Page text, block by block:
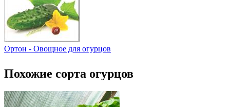
Ортон - Овощное для огурцов
Похожие сорта огурцов